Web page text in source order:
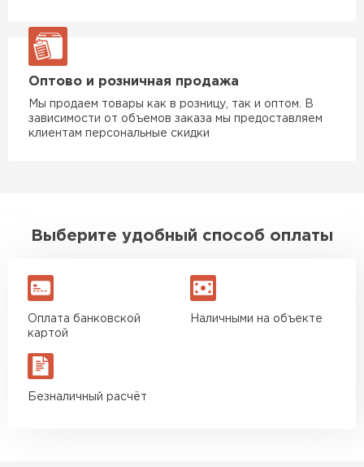
Оптово и розничная продажа
Мы продаем товары как в розницу, так и оптом. В
зависимости от объемов заказа мы предоставляем
клиентам персональные скидки
Выберите удобный способ оплаты
Оплата банковской
картой
Наличными на объекте
Безналичный расчёт